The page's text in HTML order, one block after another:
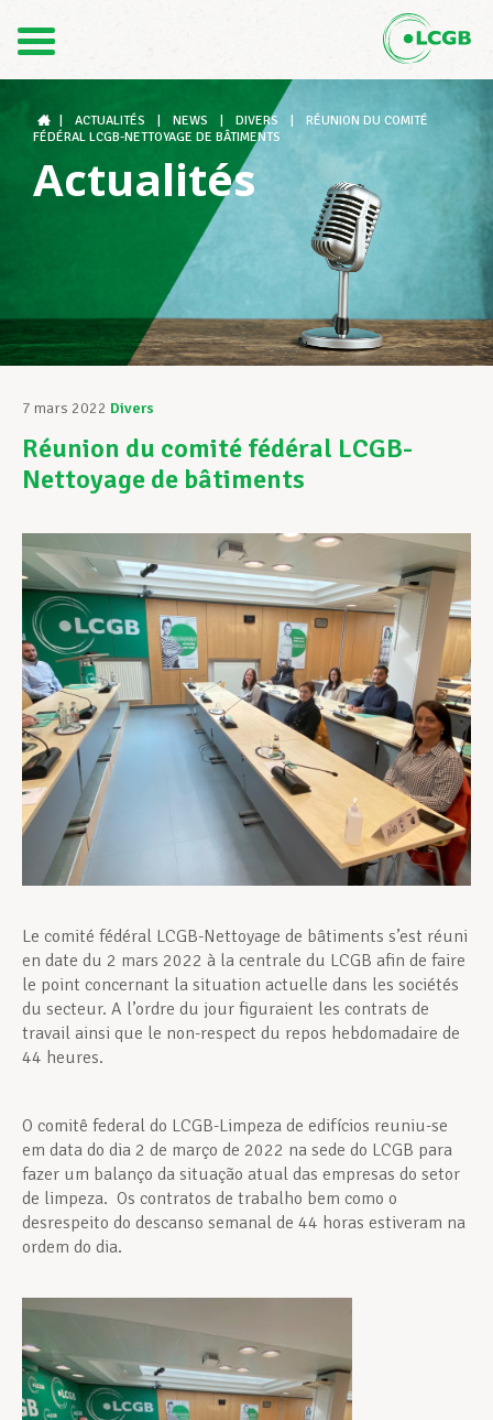
DE
Le LCGB
Structures syndicales
Assistance au Travail
Vos droits
Assistance en vie privée
Développement professionnel
Devenir Membre
Actualités
ACTUALITÉS NEWS DIVERS
RÉUNION DU COMITÉ
FÉDÉRAL LCGB-NETTOYAGE DE BÂTIMENTS
Actualités
7 mars 2022 Divers
Réunion du comité fédéral LCGB-
Nettoyage de bâtiments
Le comité fédéral LCGB-Nettoyage de bâtiments s’est réuni
en date du 2 mars 2022 à la centrale du LCGB afin de faire
le point concernant la situation actuelle dans les sociétés
du secteur. A l’ordre du jour figuraient les contrats de
travail ainsi que le non-respect du repos hebdomadaire de
44 heures.
O comitê federal do LCGB-Limpeza de edifícios reuniu-se
em data do dia 2 de março de 2022 na sede do LCGB para
fazer um balanço da situação atual das empresas do setor
de limpeza. Os contratos de trabalho bem como o
desrespeito do descanso semanal de 44 horas estiveram na
ordem do dia.